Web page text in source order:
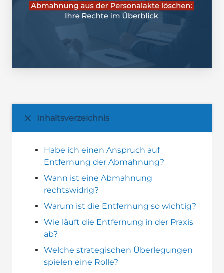
Inhaltsverzeichnis
Habe ich einen Anspruch auf
Entfernung der Abmahnung?
Wann ist eine Abmahnung
rechtswidrig?
Warum ist die Entfernung so wichtig?
Wie läuft die Entfernung in der Praxis
ab?
Welche strategischen Überlegungen
spielen eine Rolle?